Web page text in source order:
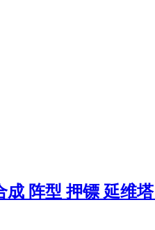
成 阵型押镖 延维塔